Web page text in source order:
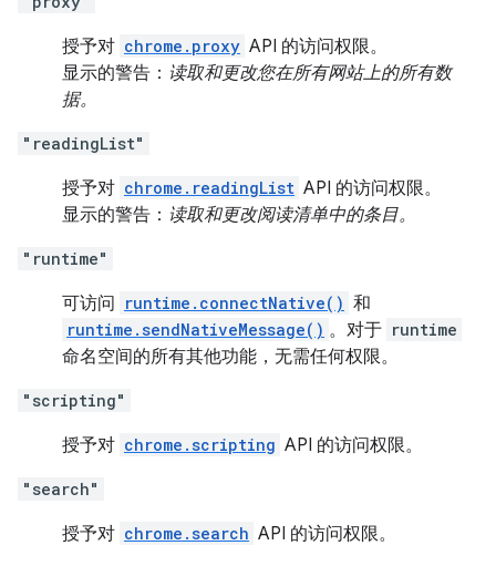
授予对 chrome.proxy API 的访问权限。
显示的警告： 读取和更改您在所有网站上的所有数
据。
"readingList"
授予对 chrome.readingList API 的访问权限。
显示的警告： 读取和更改阅读清单中的条目。
"runtime"
可访问 runtime.connectNative() 和
runtime.sendNativeMessage() 。对于 runtime
命名空间的所有其他功能，无需任何权限。
"scripting"
授予对 chrome.scripting API 的访问权限。
"search"
授予对 chrome.search API 的访问权限。